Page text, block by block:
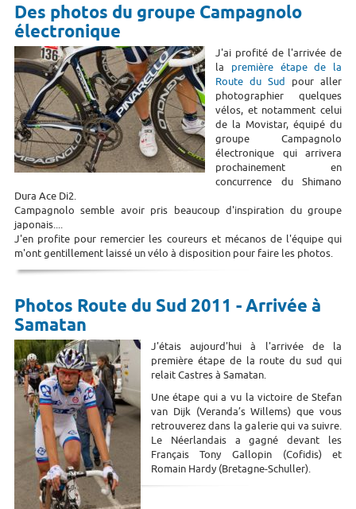
Des photos du groupe Campagnolo
électronique
J'ai profité de l'arrivée de
la première étape de la
Route du Sud pour aller
photographier quelques
vélos, et notamment celui
de la Movistar, équipé du
groupe Campagnolo
électronique qui arrivera
prochainement en
concurrence du Shimano
Dura Ace Di2.
Campagnolo semble avoir pris beaucoup d'inspiration du groupe
japonais....
J'en profite pour remercier les coureurs et mécanos de l'équipe qui
m'ont gentillement laissé un vélo à disposition pour faire les photos.
Photos Route du Sud 2011 - Arrivée à
Samatan
J'étais aujourd'hui à l'arrivée de la
première étape de la route du sud qui
relait Castres à Samatan.
Une étape qui a vu la victoire de Stefan
van Dijk (Veranda’s Willems) que vous
retrouverez dans la galerie qui va suivre.
Le Néerlandais a gagné devant les
Français Tony Gallopin (Cofidis) et
Romain Hardy (Bretagne-Schuller).